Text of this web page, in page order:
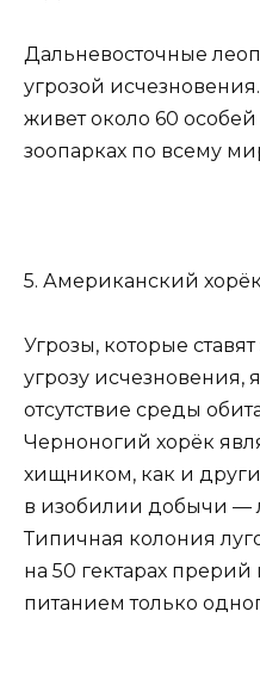
Дальневосточные
угрозой
живет около 60
зоопарках по всему
5. Американский
Угрозы, которые
угрозу исчезновения,
отсутствие среды
Черноногий хорёк
хищником, как и
в изобилии добычи —
Типичная колония
на 50 гектарах прерий
питанием только